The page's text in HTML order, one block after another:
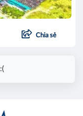
Chia sẻ